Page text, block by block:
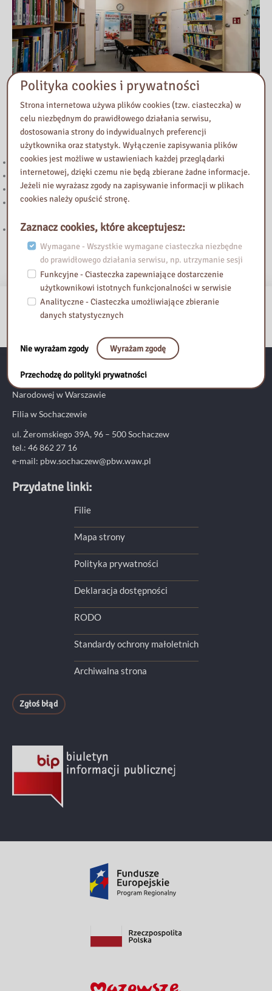
Przeczytaj
Budżet obywatelski. Zagłosuj
Zmiana godzin otwarcia Biblioteki (lipiec-sierpień)
Zmiana godzin pracy 27.VI.2026 r.
Nie tylko o książkach. Nie gasną echa wyjątkowego spotkania z Ewą
Zmiana godzin pracy we wtorek 12 maja 2026 r.
Pedagogiczna Biblioteka Wojewódzka im. Komisji Edukacji
Narodowej w Warszawie
Filia w Sochaczewie
ul. Żeromskiego 39A, 96 – 500 Sochaczew
tel.: 46 862 27 16
e-mail: pbw.sochaczew@pbw.waw.pl
Przydatne linki:
Filie
Mapa strony
Polityka prywatności
Deklaracja dostępności
RODO
Standardy ochrony małoletnich
Archiwalna strona
Zgłoś błąd
Polityka cookies i prywatności
Strona internetowa używa plików cookies (tzw. ciasteczka) w
celu niezbędnym do prawidłowego działania serwisu,
dostosowania strony do indywidualnych preferencji
użytkownika oraz statystyk. Wyłączenie zapisywania plików
cookies jest możliwe w ustawieniach każdej przeglądarki
internetowej, dzięki czemu nie będą zbierane żadne informacje.
Jeżeli nie wyrażasz zgody na zapisywanie informacji w plikach
cookies należy opuścić stronę.
Zaznacz cookies, które akceptujesz:
Wymagane - Wszystkie wymagane ciasteczka niezbędne
do prawidłowego działania serwisu, np. utrzymanie sesji
Funkcyjne - Ciasteczka zapewniające dostarczenie
użytkownikowi istotnych funkcjonalności w serwisie
Analityczne - Ciasteczka umożliwiające zbieranie
danych statystycznych
Nie wyrażam zgody Wyrażam zgodę
Przechodzę do polityki prywatności